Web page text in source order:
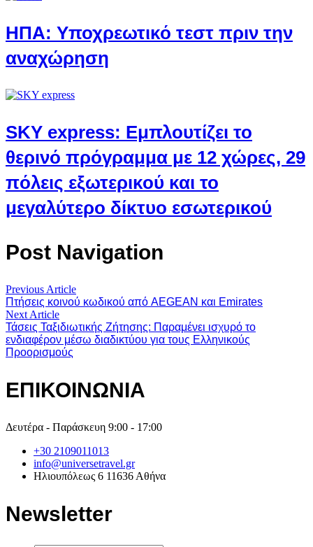
ΗΠΑ: Υποχρεωτικό τεστ πριν την
αναχώρηση
SKY express: Εμπλουτίζει το
θερινό πρόγραμμα με 12 χώρες, 29
πόλεις εξωτερικού και το
μεγαλύτερο δίκτυο εσωτερικού
Post Navigation
Previous Article
Πτήσεις κοινού κωδικού από AEGEAN και Emirates
Next Article
Τάσεις Ταξιδιωτικής Ζήτησης: Παραμένει ισχυρό το
ενδιαφέρον μέσω διαδικτύου για τους Ελληνικούς
Προορισμούς
ΕΠΙΚΟΙΝΩΝΙΑ
Δευτέρα - Παράσκευη 9:00 - 17:00
+30 2109011013
info@universetravel.gr
Ηλιουπόλεως 6 11636 Αθήνα
Newsletter